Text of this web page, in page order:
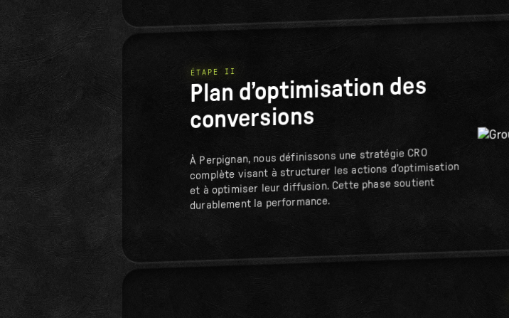
ÉTAPE II
Plan d’optimisation des
conversions
À Perpignan, nous définissons une stratégie CRO
complète visant à structurer les actions d’optimisation
et à optimiser leur diffusion. Cette phase soutient
durablement la performance.